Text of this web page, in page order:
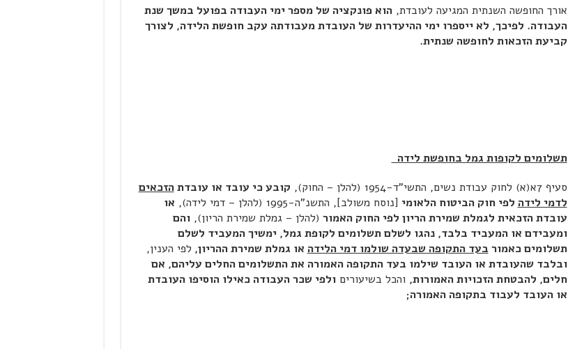
אורך החופשה השנתית המגיעה לעובדת,הוא פונקציה של מספר ימי העבודה בפועל במשך שנת
העבודה. לפיכך, לא ייספרו ימי ההיעדרות של העובדת מעבודתה עקב חופשת הלידה, לצורך
קביעת הזכאות לחופשה שנתית.
תשלומים לקופות גמל בחופשת לידה
סעיף 7א(א) לחוק עבודת נשים, התשי"ד-1954 (להלן – החוק),
קובע כי עובד או עובדתהזכאים
לדמי לידה לפי חוק הביטוח הלאומי [נוסח משולב], התשנ"ה-1995 (להלן – דמי לידה),
או
עובדת הזכאית לגמלת שמירת הריון לפי החוק האמור (להלן – גמלת שמירת הריון),והם
ומעבידם או המעביד בלבד, נהגו לשלם תשלומים לקופת גמל, ימשיך המעביד לשלם
תשלומים כאמור בעד התקופה שבעדה שולמו דמי הלידה או גמלת שמירת ההריון, לפי הענין,
ובלבד שהעובדת או העובד שילמו בעד התקופה האמורה את התשלומים החלים עליהם, אם
חלים, להבטחת הזכויות האמורות, והכל בשיעוריםולפי שכר העבודה כאילו הוסיפו העובדת
או העובד לעבוד בתקופה האמורה;